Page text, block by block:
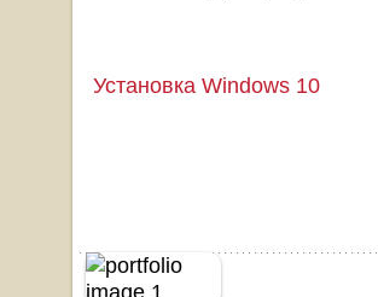
Установка Windows 10